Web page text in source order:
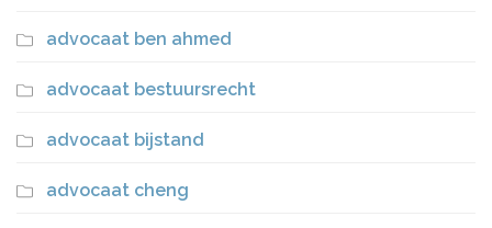
advocaat ben ahmed
advocaat bestuursrecht
advocaat bijstand
advocaat cheng